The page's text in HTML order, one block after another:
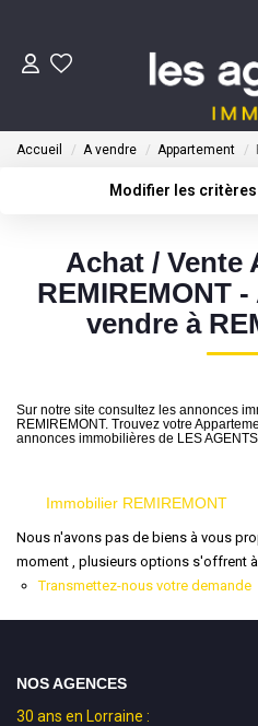
Accueil A vendre Appartement
Modifier les
Type de bien
Budget max
Achat / Vente
REMIREMONT
vendre à
Sur notre site consultez les annonces
REMIREMONT. Trouvez votre
annonces immobilières de LES AGENTS.
Immobilier REMIREMONT
Nous n'avons pas de biens à vous
moment , plusieurs options s'offrent
Transmettez-nous votre demande
NOS AGENCES
30 ans en Lorraine :